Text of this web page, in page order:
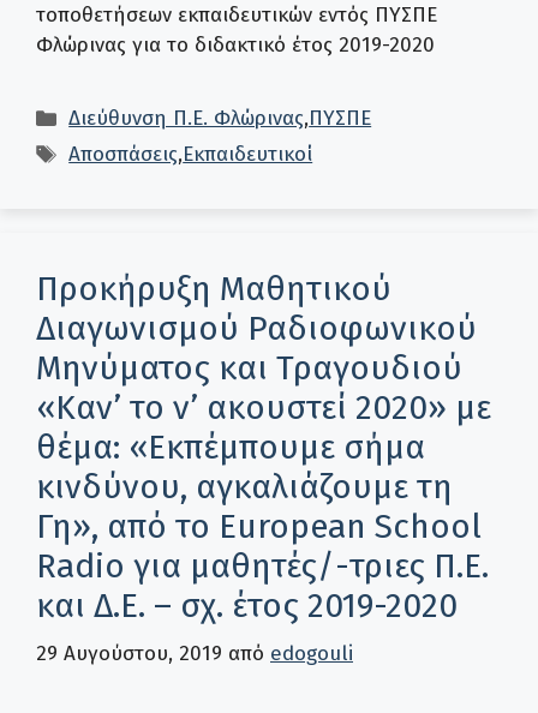
τοποθετήσεων εκπαιδευτικών εντός ΠΥΣΠΕ
Φλώρινας για το διδακτικό έτος 2019-2020
Κατηγορίες
Διεύθυνση Π.Ε. Φλώρινας,ΠΥΣΠΕ
Ετικέτες
Αποσπάσεις,Εκπαιδευτικοί
Προκήρυξη Μαθητικού
Διαγωνισμού Ραδιοφωνικού
Μηνύματος και Τραγουδιού
«Καν’ το ν’ ακουστεί 2020» με
θέμα: «Εκπέμπουμε σήμα
κινδύνου, αγκαλιάζουμε τη
Γη», από το European School
Radio για μαθητές/-τριες Π.Ε.
και Δ.Ε. – σχ. έτος 2019-2020
29 Αυγούστου, 2019 από edogouli